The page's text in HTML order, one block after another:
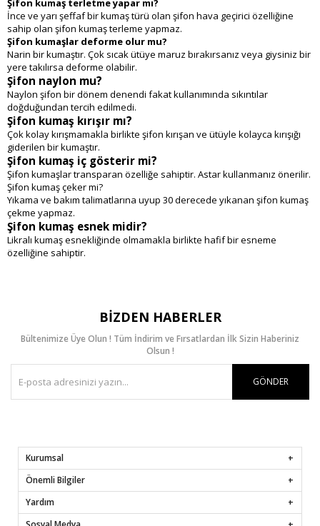
Şifon kumaş terletme yapar mı?
İnce ve yarı şeffaf bir kumaş türü olan şifon hava geçirici özelliğine
sahip olan şifon kumaş terleme yapmaz.
Şifon kumaşlar deforme olur mu?
Narin bir kumaştır. Çok sıcak ütüye maruz bırakırsanız veya giysiniz bir
yere takılırsa deforme olabilir.
Şifon naylon mu?
Naylon şifon bir dönem denendi fakat kullanımında sıkıntılar
doğduğundan tercih edilmedi.
Şifon kumaş kırışır mı?
Çok kolay kırışmamakla birlikte şifon kırışan ve ütüyle kolayca kırışığı
giderilen bir kumaştır.
Şifon kumaş iç gösterir mi?
Şifon kumaşlar transparan özelliğe sahiptir. Astar kullanmanız önerilir.
Şifon kumaş çeker mi?
Yıkama ve bakım talimatlarına uyup 30 derecede yıkanan şifon kumaş
çekme yapmaz.
Şifon kumaş esnek midir?
Likralı kumaş esnekliğinde olmamakla birlikte hafif bir esneme
özelliğine sahiptir.
BIZDEN HABERLER
Bültenimize Üye Olun ! Tüm İndirim ve Fırsatlardan İlk Sizin Haberiniz
Olsun !
GÖNDER
Kurumsal
Önemli Bilgiler
Yardım